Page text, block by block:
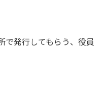
で発行してもらう、役員